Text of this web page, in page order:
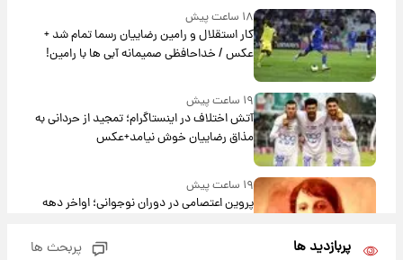
۱۸ ساعت پیش
کار استقلال و رامین رضاییان رسما تمام شد +
عکس / خداحافظی صمیمانه آبی ها با رامین!
۱۹ ساعت پیش
آتش اختلاف در اینستاگرام؛ تمجید از حردانی به
مذاق رضاییان خوش نیامد+عکس
۱۹ ساعت پیش
پروین اعتصامی در دوران نوجوانی؛ اواخر دهه
پربازدید ها پربحث ها